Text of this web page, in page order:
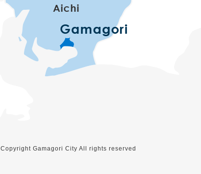
Copyright Gamagori City All rights reserved